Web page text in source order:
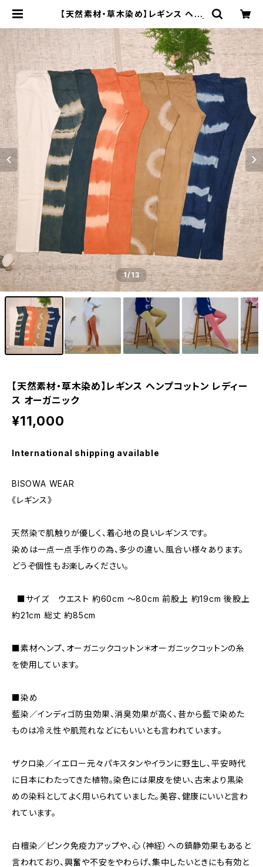
【天然素材・草木染め】レギンス ヘン
Bisowa by ⁂Asterism Unity S
pace LLC.
1/13
【天然素材・草木染め】レギンス ヘンプコットン レディー
ス オーガニック
¥11,000
International shipping available
BISOWA WEAR
《レギンス》
天然染で肌触りが優しく、着心地の良いレギンスです。
染めは一点一点手作りの為、多少の違い、風合い様々あります。
どうぞ個性もお楽しみください。
■サイズ ウエスト 約60cm ～80cm 前股上 約19cm 後股上
約21cm 総丈 約85cm
■素材ヘンプ、オーガニックコットン＊オーガニックコットンの糸
を使用しています。
■染め
藍染／インディゴ防虫効果、消臭効果が高く、昔から藍で染めた
ものは冷え性や肌荒れなどにもいいとも言われています。
ザクロ染／イエロー元々パキスタンやイランに野生し、平安時代
に日本にわたってきた植物。染色には果皮を使い、古来より黒染
めの染料としてよく用いられていました。美容、健康にいいと言わ
れています。
白檀染／ピンク免疫力アップや、心（神経）への鎮静効果もあると
言われており、興奮や不安をやわらげ、集中したいときにも有効と